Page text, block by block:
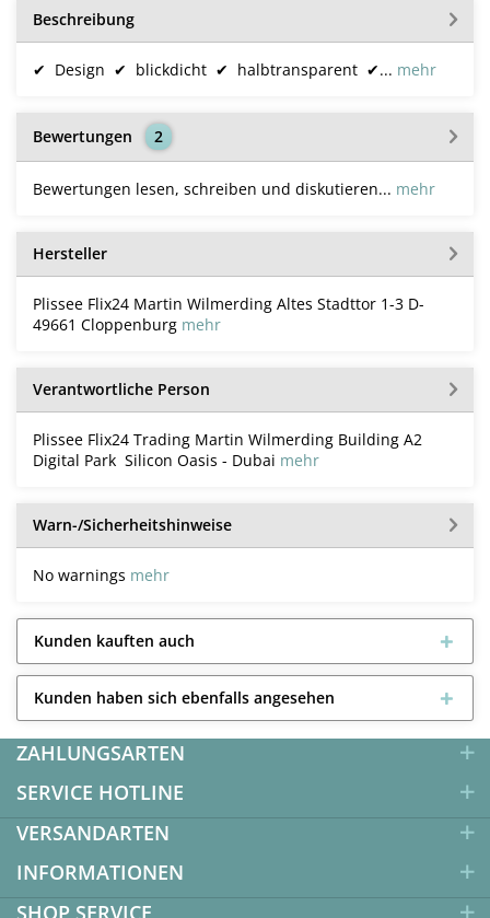
Beschreibung
✔ Design ✔ blickdicht ✔ halbtransparent ✔... mehr
Bewertungen 2
Bewertungen lesen, schreiben und diskutieren... mehr
Hersteller
Plissee Flix24 Martin Wilmerding Altes Stadttor 1-3 D-
49661 Cloppenburg mehr
Verantwortliche Person
Plissee Flix24 Trading Martin Wilmerding Building A2
Digital Park Silicon Oasis - Dubai mehr
Warn-/Sicherheitshinweise
No warnings mehr
Kunden kauften auch
Kunden haben sich ebenfalls angesehen
ZAHLUNGSARTEN
SERVICE HOTLINE
VERSANDARTEN
INFORMATIONEN